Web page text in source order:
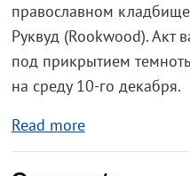
православном
Руквуд (Rookwood). Акт
под прикрытием
на среду 10-го декабря.
Read more